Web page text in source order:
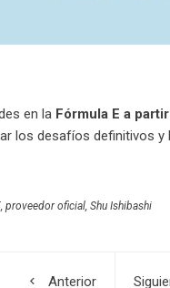
en la Fórmula E a
los desafíos definitivos y
, proveedor oficial, Shu Ishibashi
Anterior